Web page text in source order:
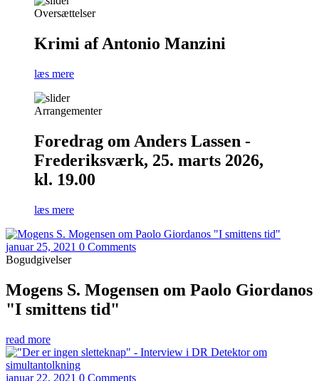
Oversættelser
Krimi af Antonio Manzini
læs mere
Arrangementer
Foredrag om Anders Lassen -
Frederiksværk, 25. marts 2026,
kl. 19.00
læs mere
januar 25, 2021 0 Comments
Bogudgivelser
Mogens S. Mogensen om Paolo Giordanos
"I smittens tid"
read more
januar 22, 2021 0 Comments